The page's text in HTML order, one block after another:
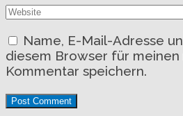
Name, E-Mail-Adresse
diesem Browser für meinen
Kommentar speichern.